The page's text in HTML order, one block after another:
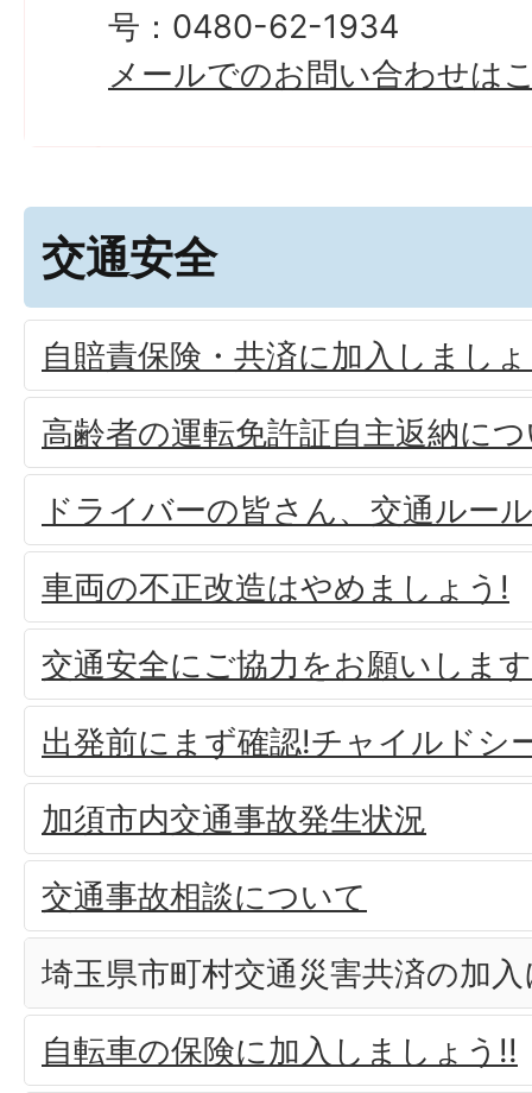
号：0480-62-1934
メールでのお問い合わせは
交通安全
自賠責保険・共済に加入しまし
高齢者の運転免許証自主返納に
ドライバーの皆さん、交通ルー
車両の不正改造はやめましょう!
交通安全にご協力をお願いしま
出発前にまず確認!チャイルドシ
加須市内交通事故発生状況
交通事故相談について
埼玉県市町村交通災害共済の加
自転車の保険に加入しましょう!!